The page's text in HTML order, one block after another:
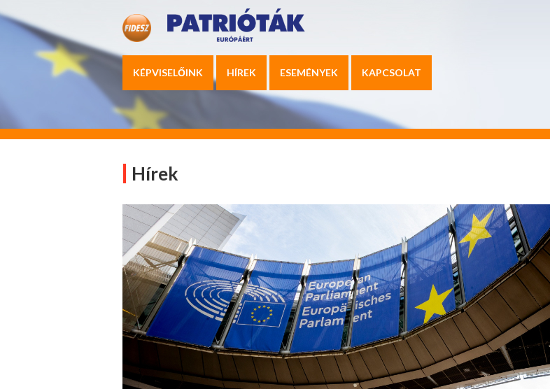
KÉPVISELŐINK HÍREK ESEMÉNYEK KAPCSOLAT
Hírek